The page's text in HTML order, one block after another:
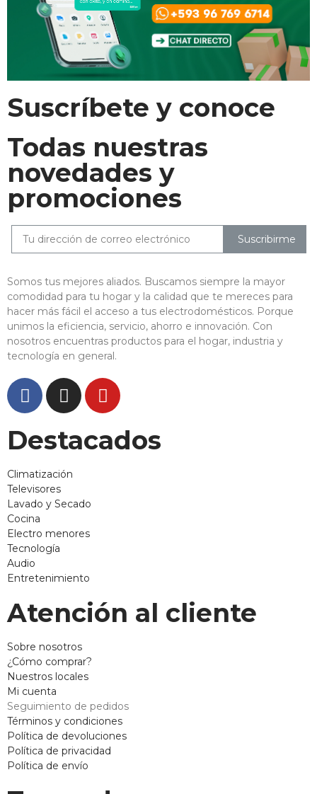
Suscríbete y conoce
Todas nuestras
novedades y
promociones
Suscribirme
Somos tus mejores aliados. Buscamos siempre la mayor
comodidad para tu hogar y la calidad que te mereces para
hacer más fácil el acceso a tus electrodomésticos. Porque
unimos la eficiencia, servicio, ahorro e innovación. Con
nosotros encuentras productos para el hogar, industria y
tecnología en general.
Destacados
Climatización
Televisores
Lavado y Secado
Cocina
Electro menores
Tecnología
Audio
Entretenimiento
Atención al cliente
Sobre nosotros
¿Cómo comprar?
Nuestros locales
Mi cuenta
Seguimiento de pedidos
Términos y condiciones
Política de devoluciones
Política de privacidad
Política de envío